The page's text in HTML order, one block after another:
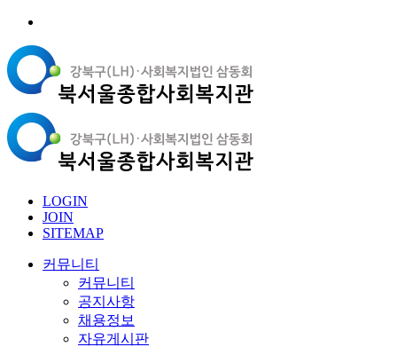
LOGIN
JOIN
SITEMAP
커뮤니티
커뮤니티
공지사항
채용정보
자유게시판